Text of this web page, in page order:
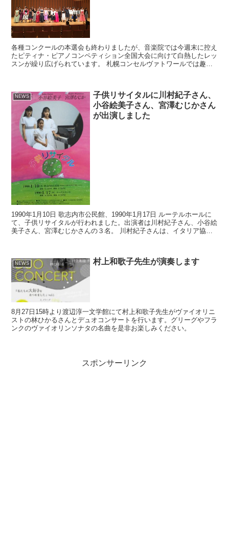
各種コンクールの本選会も終わりましたが、音楽院では今週末に控え
たピティナ・ピアノコンペティション全国大会に向けて白熱したレッ
スンが繰り広げられています。 札幌コンセルヴァトワールでは趣味
NEWS
子供リサイタルに川村紀子さん、
小谷絵美子さん、宮澤むじかさん
が出演しました
1990年1月10日 歌志内市公民館、1990年1月17日 ルーテルホールに
て、子供リサイタルが行われました。出演者は川村紀子さん、小谷絵
美子さん、宮澤むじかさんの３名。 川村紀子さんは、イタリア協奏
NEWS 村上和歌子先生が演奏します
8月27日15時より渡辺淳一文学館にて村上和歌子先生がヴァイオリニ
ストの林ひかるさんとデュオコンサートを行います。グリーグやフラ
ンクのヴァイオリンソナタの名曲を是非お楽しみください。
スポンサーリンク